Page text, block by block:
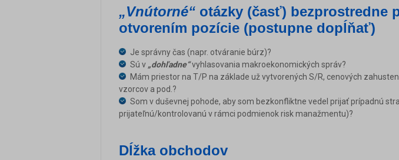
„Vnútorné“ otázky (časť) bezprostredne
otvorením pozície (postupne dopĺňať)
Je správny čas (napr. otváranie búrz)?
Sú v „dohľadne“vyhlasovania makroekonomických správ?
Mám priestor na T/P na základe už vytvorených S/R, cenových
vzorcov a pod.?
Som v duševnej pohode, aby som bezkonfliktne vedel prijať prípadnú
prijateľnú/kontrolovanú v rámci podmienok risk manažmentu)?
Dĺžka obchodov